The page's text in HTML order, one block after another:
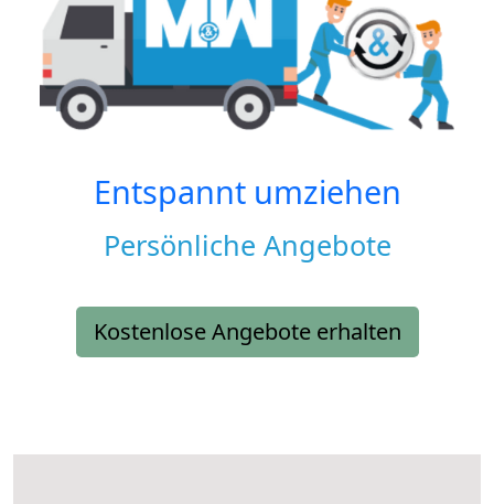
Entspannt umziehen
Persönliche Angebote
Kostenlose Angebote erhalten